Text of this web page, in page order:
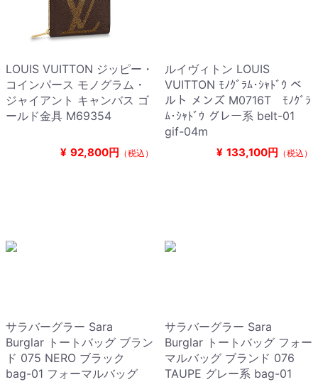
LOUIS VUITTON ジッピー・
コインパース モノグラム・
ジャイアント キャンバス ゴ
ールド金具 M69354
¥ 92,800円 （税込）
ルイヴィトン LOUIS
VUITTON ﾓﾉｸﾞﾗﾑ･ｼｬﾄﾞｳ ベ
ルト メンズ M0716T ﾓﾉｸﾞﾗ
ﾑ･ｼｬﾄﾞｳ グレー系 belt-01
gif-04m
¥ 133,100円 （税込）
サラバーグラー Sara
Burglar トートバッグ ブラン
ド 075 NERO ブラック
bag-01 フォーマルバッグ
サラバーグラー Sara
Burglar トートバッグ フォー
マルバッグ ブランド 076
TAUPE グレー系 bag-01